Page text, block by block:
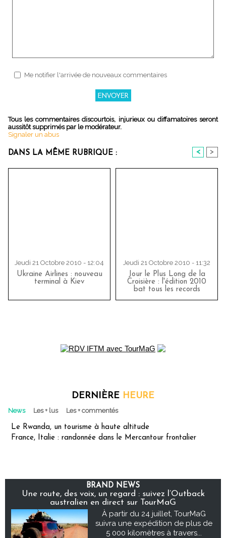
Me notifier l'arrivée de nouveaux commentaires
Tous les commentaires discourtois, injurieux ou diffamatoires seront
aussitôt supprimés par le modérateur.
Signaler un abus
DANS LA MÊME RUBRIQUE : < >
Jeudi 21 Octobre 2010 - 12:04
Ukraine Airlines : nouveau
terminal à Kiev
Jeudi 21 Octobre 2010 - 11:32
Jour le Plus Long de la
Croisière : l'édition 2010
bat tous les records
DERNIÈRE HEURE
News Les + lus Les + commentés
Le Rwanda, un tourisme à haute altitude
France, Italie : randonnée dans le Mercantour frontalier
BRAND NEWS
Une route, des voix, un regard : suivez l’Outback
australien en direct sur TourMaG
À partir du 24 juillet, TourMaG
suivra une expédition de plus de
5 000 kilomètres à travers...